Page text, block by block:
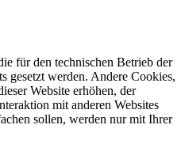
für den technischen Betrieb der
gesetzt werden. Andere Cookies,
Website erhöhen, der
mit anderen Websites
sollen, werden nur mit Ihrer